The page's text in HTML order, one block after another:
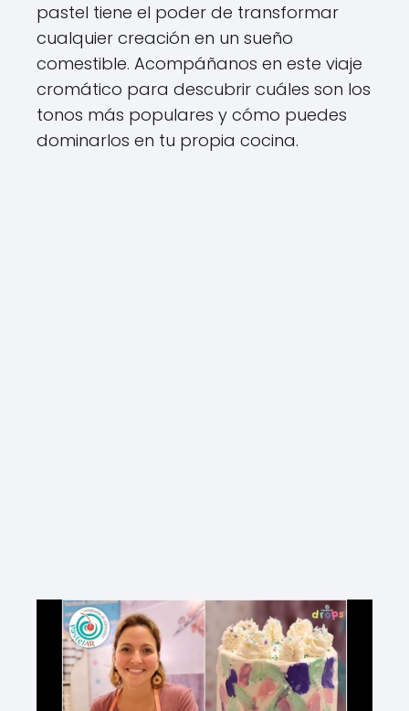
pastel tiene el poder de transformar
cualquier creación en un sueño
comestible. Acompáñanos en este viaje
cromático para descubrir cuáles son los
tonos más populares y cómo puedes
dominarlos en tu propia cocina.